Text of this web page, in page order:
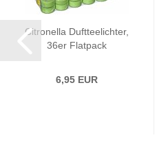
Citronella Duftteelichter,
36er Flatpack
6,95 EUR